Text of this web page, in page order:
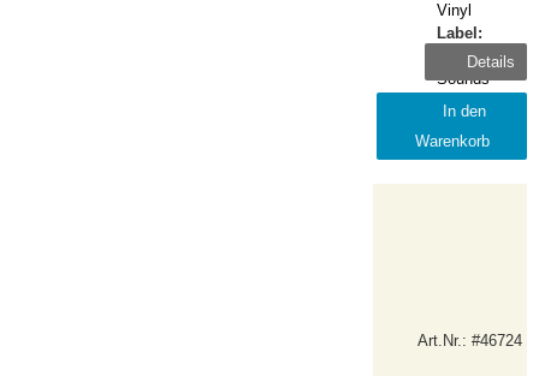
Vinyl
Label:
Burning
Sounds
Release:
March
Details
In den
Warenkorb
Art.Nr.: #46724